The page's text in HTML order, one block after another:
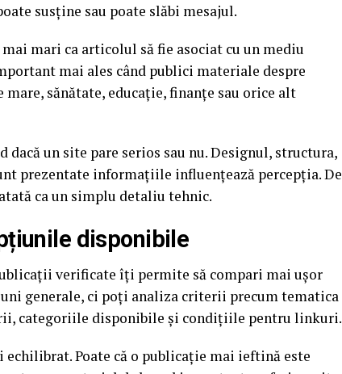
susține sau poate slăbi mesajul.
mari ca articolul să fie asociat cu un mediu
mai ales când publici materiale despre
sănătate, educație, finanțe sau orice alt
un site pare serios sau nu. Designul, structura,
prezentate informațiile influențează percepția. De
ca un simplu detaliu tehnic.
disponibile
verificate îți permite să compari mai ușor
generale, ci poți analiza criterii precum tematica
categoriile disponibile și condițiile pentru linkuri.
Poate că o publicație mai ieftină este